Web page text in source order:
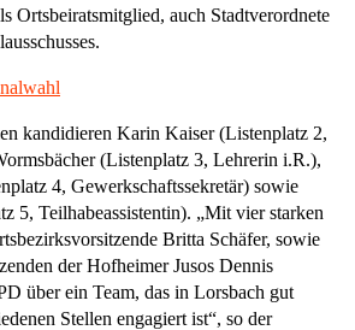
Ortsbeiratsmitglied, auch Stadtverordnete
kandidieren Karin Kaiser (Listenplatz 2,
(Listenplatz 3, Lehrerin i.R.),
4, Gewerkschaftssekretär) sowie
5, Teilhabeassistentin). „Mit vier starken
Britta Schäfer, sowie
der Hofheimer Jusos Dennis
über ein Team, das in Lorsbach gut
Stellen engagiert ist“, so der